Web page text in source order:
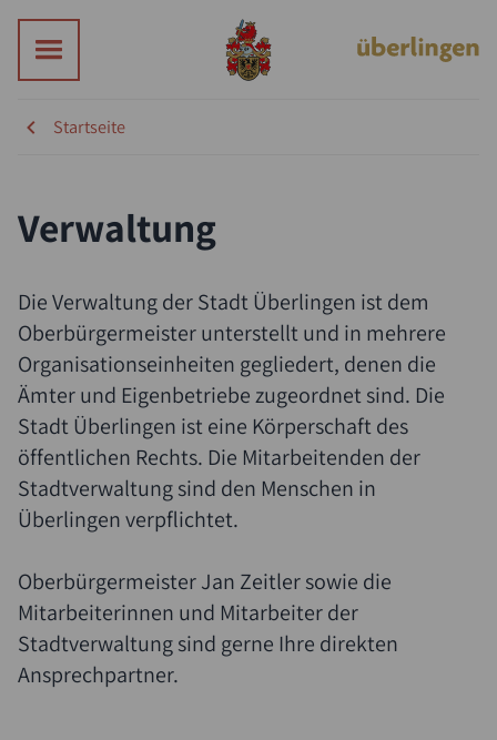
Startseite
Verwaltung
Die Verwaltung der Stadt Überlingen ist dem
Oberbürgermeister unterstellt und in mehrere
Organisationseinheiten gegliedert, denen die
Ämter und Eigenbetriebe zugeordnet sind. Die
Stadt Überlingen ist eine Körperschaft des
öffentlichen Rechts. Die Mitarbeitenden der
Stadtverwaltung sind den Menschen in
Überlingen verpflichtet.
Oberbürgermeister Jan Zeitler sowie die
Mitarbeiterinnen und Mitarbeiter der
Stadtverwaltung sind gerne Ihre direkten
Ansprechpartner.
Suche